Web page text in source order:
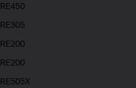
RE450
RE305
RE200
RE200
RE505X